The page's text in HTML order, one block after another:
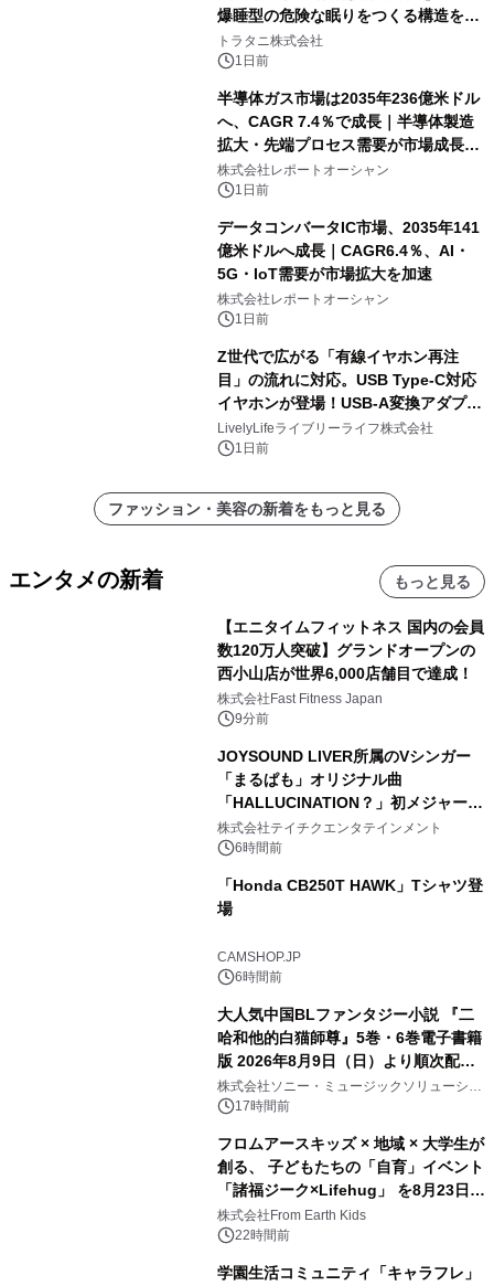
爆睡型の危険な眠りをつくる構造を解
説
トラタニ株式会社
1日前
半導体ガス市場は2035年236億米ドル
へ、CAGR 7.4％で成長｜半導体製造
拡大・先端プロセス需要が市場成長を
加速
株式会社レポートオーシャン
1日前
データコンバータIC市場、2035年141
億米ドルへ成長｜CAGR6.4％、AI・
5G・IoT需要が市場拡大を加速
株式会社レポートオーシャン
1日前
Z世代で広がる「有線イヤホン再注
目」の流れに対応。USB Type-C対応
イヤホンが登場！USB-A変換アダプタ
ー付きでスマホからパソコンまで幅広
く活用可能
LivelyLifeライブリーライフ株式会社
1日前
ファッション・美容の新着をもっと見る
エンタメの新着 もっと見る
【エニタイムフィットネス 国内の会員
数120万人突破】グランドオープンの
西小山店が世界6,000店舗目で達成！
株式会社Fast Fitness Japan
9分前
JOYSOUND LIVER所属のVシンガー
「まるぱも」オリジナル曲
「HALLUCINATION？」初メジャー配
信リリース決定！
株式会社テイチクエンタテインメント
6時間前
「Honda CB250T HAWK」Tシャツ登
場
CAMSHOP.JP
6時間前
大人気中国BLファンタジー小説 『二
哈和他的白猫師尊』5巻・6巻電子書籍
版 2026年8月9日（日）より順次配信
開始
株式会社ソニー・ミュージックソリューショ
ンズ17時間前
フロムアースキッズ × 地域 × 大学生が
創る、 子どもたちの「自育」イベント
「諸福ジーク×Lifehug」 を8月23日
(日)開催
株式会社From Earth Kids
22時間前
学園生活コミュニティ「キャラフレ」